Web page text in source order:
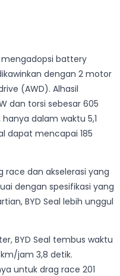
mengadopsi battery
dengan 2 motor
(AWD). Alhasil
dan torsi sebesar 605
dalam waktu 5,1
dapat mencapai 185
race dan akselerasi yang
dengan spesifikasi yang
BYD Seal lebih unggul
BYD Seal tembus waktu
jam 3,8 detik.
untuk drag race 201